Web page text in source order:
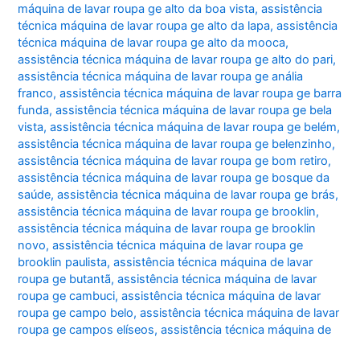
máquina de lavar roupa ge alto da boa vista,assistência
técnica máquina de lavar roupa ge alto da lapa,assistência
técnica máquina de lavar roupa ge alto da mooca,
assistência técnica máquina de lavar roupa ge alto do pari,
assistência técnica máquina de lavar roupa ge anália
franco,assistência técnica máquina de lavar roupa ge barra
funda,assistência técnica máquina de lavar roupa ge bela
vista,assistência técnica máquina de lavar roupa ge belém,
assistência técnica máquina de lavar roupa ge belenzinho,
assistência técnica máquina de lavar roupa ge bom retiro,
assistência técnica máquina de lavar roupa ge bosque da
saúde,assistência técnica máquina de lavar roupa ge brás,
assistência técnica máquina de lavar roupa ge brooklin,
assistência técnica máquina de lavar roupa ge brooklin
novo,assistência técnica máquina de lavar roupa ge
brooklin paulista,assistência técnica máquina de lavar
roupa ge butantã,assistência técnica máquina de lavar
roupa ge cambuci,assistência técnica máquina de lavar
roupa ge campo belo,assistência técnica máquina de lavar
roupa ge campos elíseos,assistência técnica máquina de